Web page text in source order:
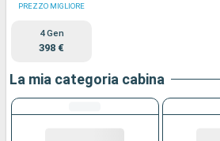
PREZZO MIGLIORE
4 Gen
398 €
La mia categoria cabina